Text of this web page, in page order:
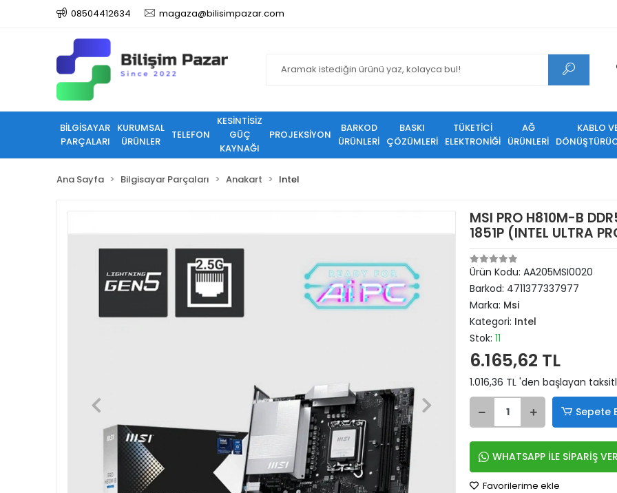
08504412634 magaza@bilisimpazar.com
BİLGİSAYAR
PARÇALARI
KURUMSAL
ÜRÜNLER
TELEFON
KESİNTİSİZ
GÜÇ
KAYNAĞI
PROJEKSİYON
BARKOD
ÜRÜNLERİ
BASKI
ÇÖZÜMLERİ
TÜKETİCİ
ELEKTRONİĞİ
AĞ
ÜRÜNLERİ
KABLO
Ana Sayfa Bilgisayar Parçaları Anakart Intel
MSI PRO H810M-B
1851P (INTEL ULTRA
Ürün Kodu: AA205MSI0020
Barkod: 4711377337977
Marka: Msi
Kategori: Intel
Stok: 11
6.165,62 TL
1.016,36 TL 'den başlayan
Sepete
WHATSAPP İLE SİPARİŞ VER
Favorilerime ekle